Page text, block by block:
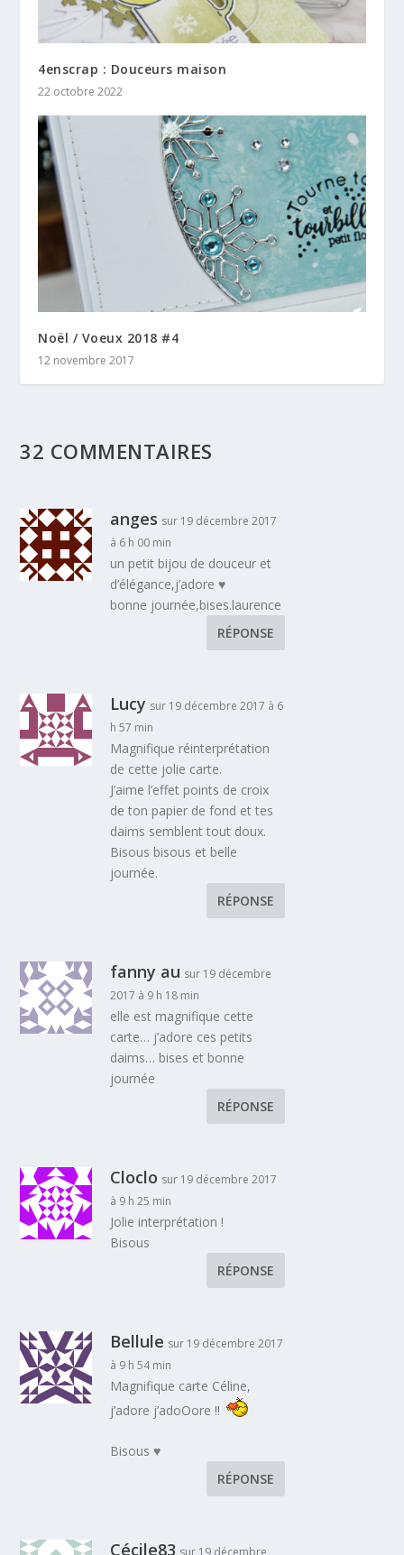
4enscrap : Douceurs maison
22 octobre 2022
Noël / Voeux 2018 #4
12 novembre 2017
32 COMMENTAIRES
anges sur 19 décembre 2017
à 6 h 00 min
un petit bijou de douceur et
d’élégance,j’adore ♥
bonne journée,bises.laurence
RÉPONSE
Lucy sur 19 décembre 2017 à 6
h 57 min
Magnifique réinterprétation
de cette jolie carte.
J’aime l’effet points de croix
de ton papier de fond et tes
daims semblent tout doux.
Bisous bisous et belle
journée.
RÉPONSE
fanny au sur 19 décembre
2017 à 9 h 18 min
elle est magnifique cette
carte… j’adore ces petits
daims… bises et bonne
journée
RÉPONSE
Cloclo sur 19 décembre 2017
à 9 h 25 min
Jolie interprétation !
Bisous
RÉPONSE
Bellule sur 19 décembre 2017
à 9 h 54 min
Magnifique carte Céline,
j’adore j’adoOore !!
Bisous ♥
RÉPONSE
Cécile83